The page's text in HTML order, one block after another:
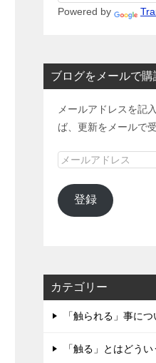
Powered by
ブログをメールで購
メールアドレスを記
ば、更新をメールで
メ
ル
ア
登録
カテゴリー
「触られる」事につ
「触る」とはどう